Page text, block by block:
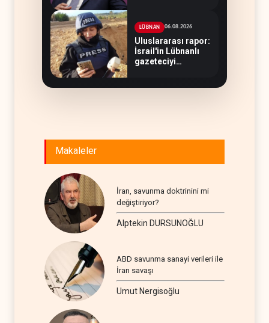
LÜBNAN 06.08.2026
Uluslararası rapor:
İsrail'in Lübnanlı
gazeteciyi
Makaleler
İran, savunma doktrinini mi
değiştiriyor?
Alptekin DURSUNOĞLU
ABD savunma sanayi verileri ile
İran savaşı
Umut Nergisoğlu